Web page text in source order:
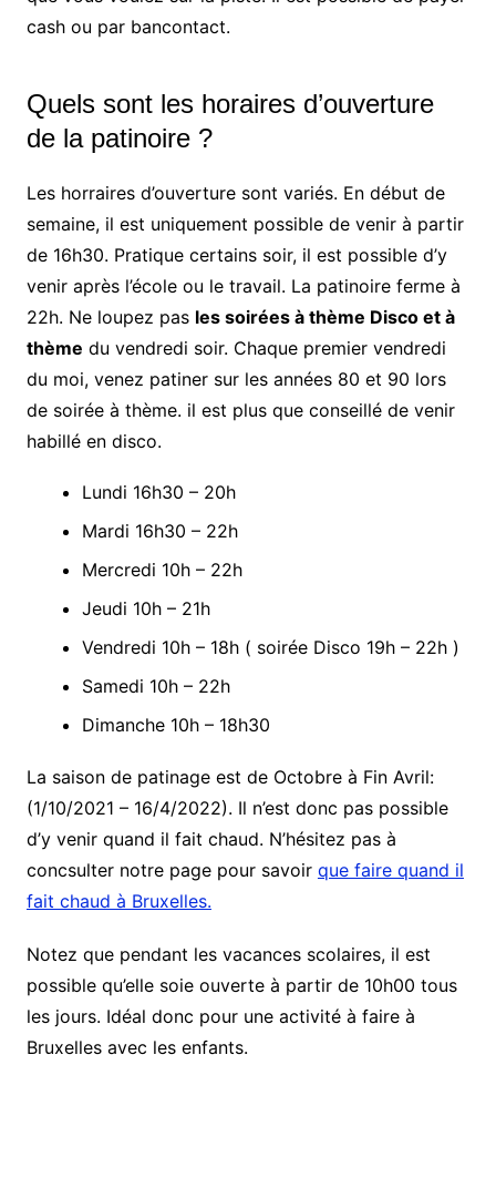
cash ou par bancontact.
Quels sont les horaires d’ouverture
de la patinoire ?
Les horraires d’ouverture sont variés. En début de
semaine, il est uniquement possible de venir à partir
de 16h30. Pratique certains soir, il est possible d’y
venir après l’école ou le travail. La patinoire ferme à
22h. Ne loupez pas les soirées à thème Disco et à
thème du vendredi soir. Chaque premier vendredi
du moi, venez patiner sur les années 80 et 90 lors
de soirée à thème. il est plus que conseillé de venir
habillé en disco.
Lundi 16h30 – 20h
Mardi 16h30 – 22h
Mercredi 10h – 22h
Jeudi 10h – 21h
Vendredi 10h – 18h ( soirée Disco 19h – 22h )
Samedi 10h – 22h
Dimanche 10h – 18h30
La saison de patinage est de Octobre à Fin Avril:
(1/10/2021 – 16/4/2022). Il n’est donc pas possible
d’y venir quand il fait chaud. N’hésitez pas à
concsulter notre page pour savoir que faire quand il
fait chaud à Bruxelles.
Notez que pendant les vacances scolaires, il est
possible qu’elle soie ouverte à partir de 10h00 tous
les jours. Idéal donc pour une activité à faire à
Bruxelles avec les enfants.